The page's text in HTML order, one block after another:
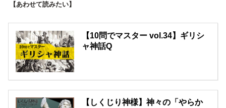
【あわせて読みたい】
【10問でマスター vol.34】ギリシ
ャ神話Q
【しくじり神様】神々の「やらか